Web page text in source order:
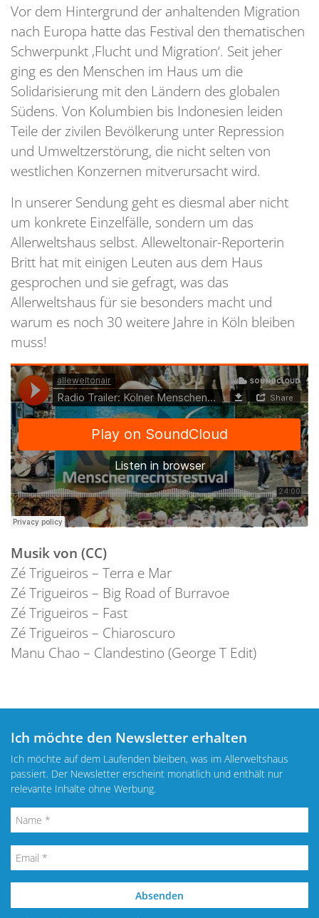
Vor dem Hintergrund der anhaltenden Migration
nach Europa hatte das Festival den thematischen
Schwerpunkt ‚Flucht und Migration‘. Seit jeher
ging es den Menschen im Haus um die
Solidarisierung mit den Ländern des globalen
Südens. Von Kolumbien bis Indonesien leiden
Teile der zivilen Bevölkerung unter Repression
und Umweltzerstörung, die nicht selten von
westlichen Konzernen mitverursacht wird.
In unserer Sendung geht es diesmal aber nicht
um konkrete Einzelfälle, sondern um das
Allerweltshaus selbst. Alleweltonair-Reporterin
Britt hat mit einigen Leuten aus dem Haus
gesprochen und sie gefragt, was das
Allerweltshaus für sie besonders macht und
warum es noch 30 weitere Jahre in Köln bleiben
muss!
Musik von (CC)
Zé Trigueiros – Terra e Mar
Zé Trigueiros – Big Road of Burravoe
Zé Trigueiros – Fast
Zé Trigueiros – Chiaroscuro
Manu Chao – Clandestino (George T Edit)
Ich möchte den Newsletter erhalten
Ich möchte auf dem Laufenden bleiben, was im Allerweltshaus
passiert. Der Newsletter erscheint monatlich und enthält nur
relevante Inhalte ohne Werbung.
Absenden